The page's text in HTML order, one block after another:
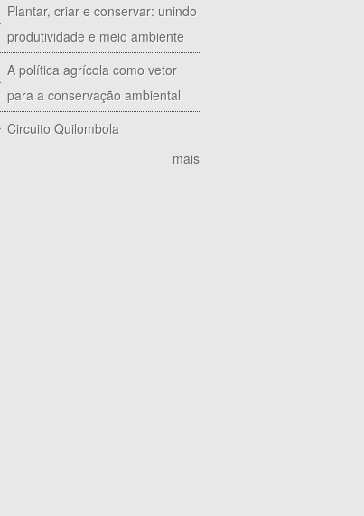
Plantar, criar e conservar: unindo
produtividade e meio ambiente
A política agrícola como vetor
para a conservação ambiental
Circuito Quilombola
mais